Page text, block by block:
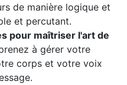
de manière logique et
et percutant.
pour maîtriser l'art de
à gérer votre
corps et votre voix